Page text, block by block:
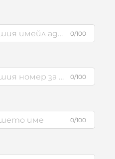
0/100
0/100
0/100